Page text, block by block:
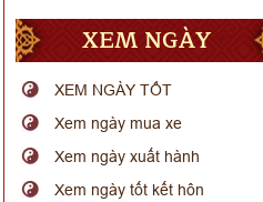
XEM NGÀY
XEM NGÀY TỐT
Xem ngày mua xe
Xem ngày xuất hành
Xem ngày tốt kết hôn